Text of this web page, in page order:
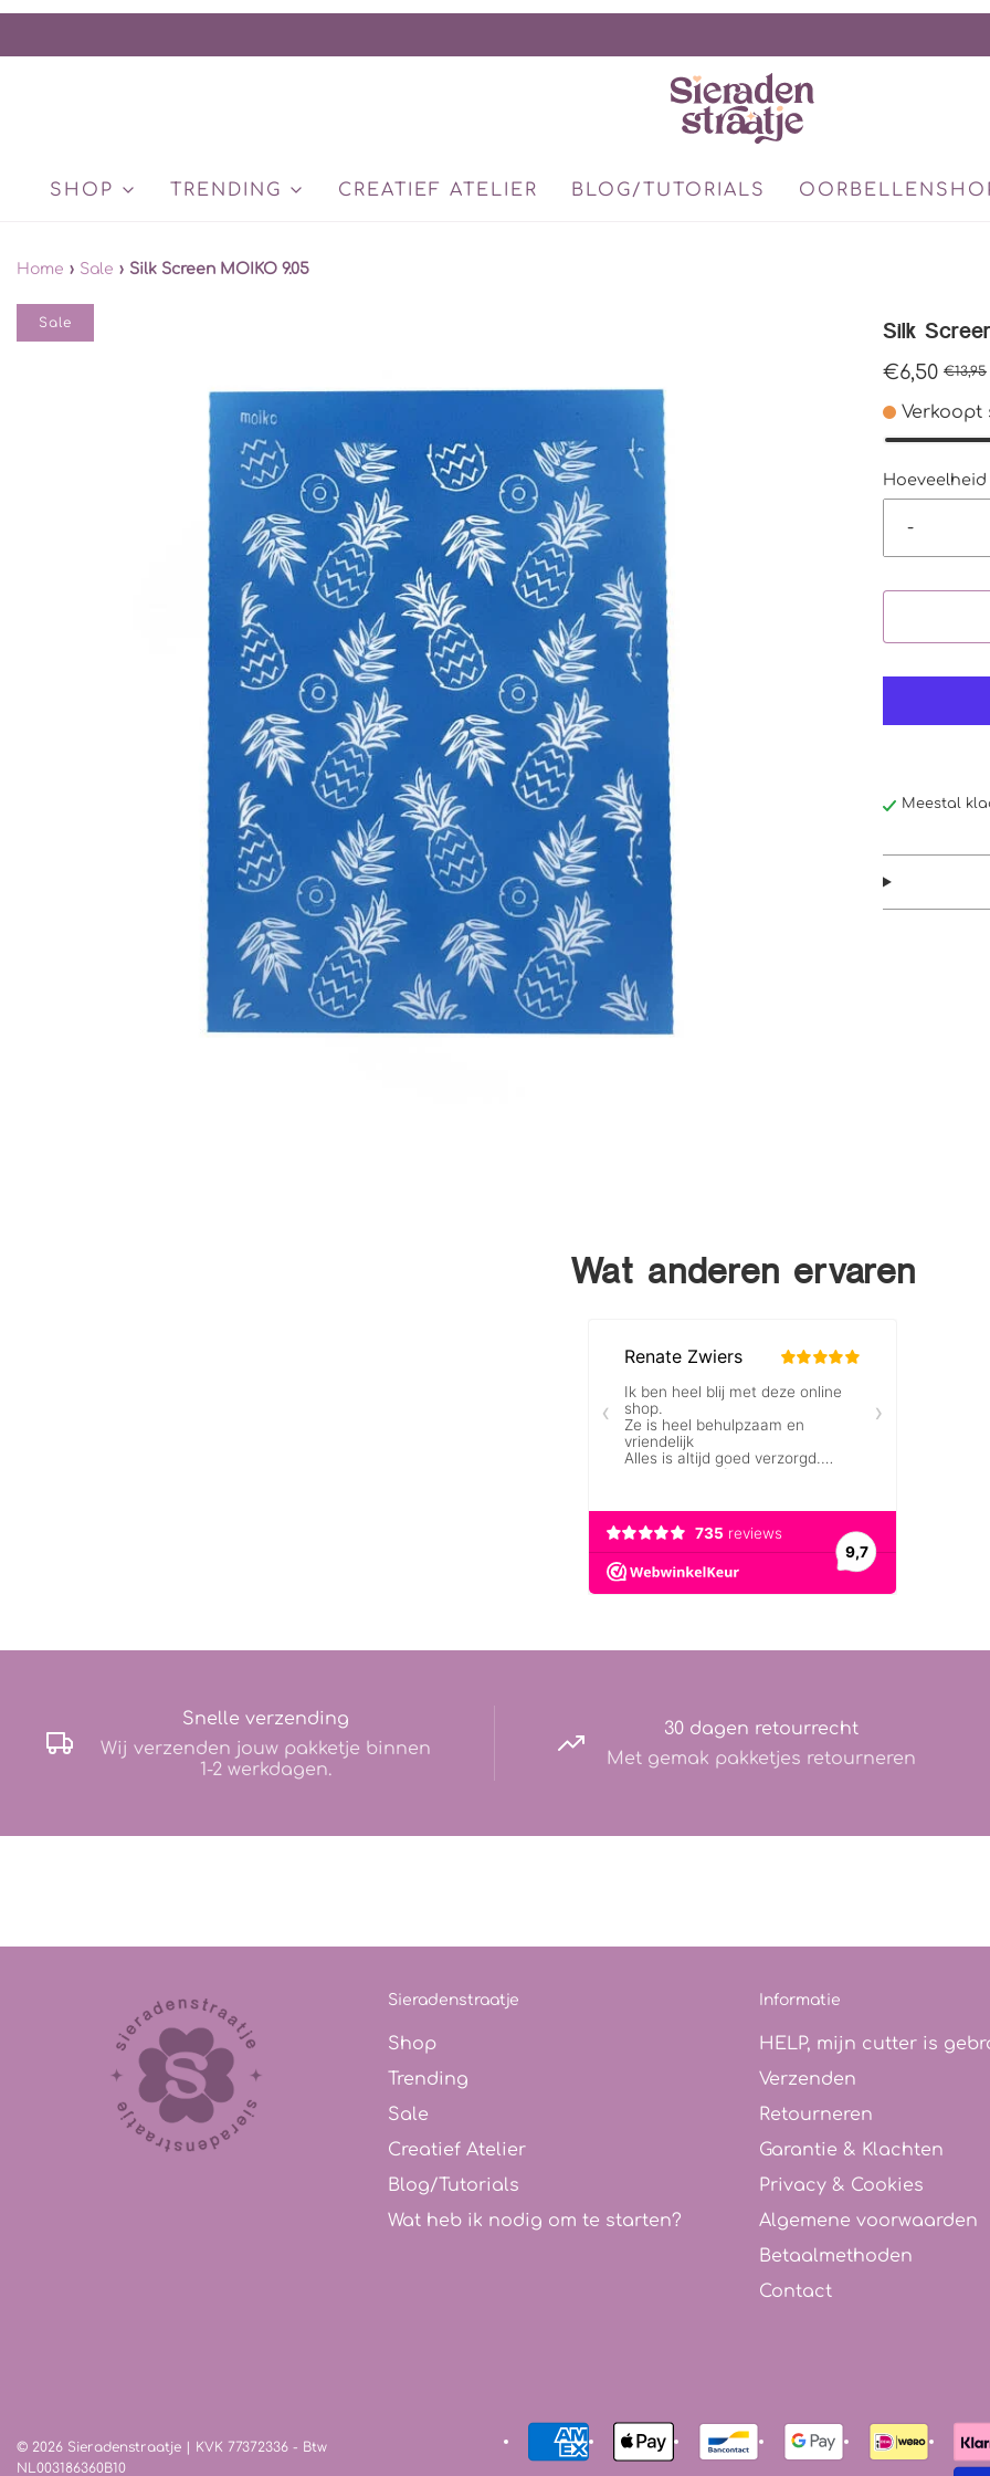
SHOP TRENDING CREATIEF ATELIER BLOG/TUTORIALS
Home › Sale › Silk Screen MOIKO 9.05
Sale Silk
€6,50 €13,95
Hoeveelheid
-
Meestal
Wat anderen ervaren
Snelle verzending
Wij verzenden jouw pakketje binnen
1-2 werkdagen.
30 dagen retourrecht
Met gemak pakketjes retourneren
Sieradenstraatje
Shop
Trending
Sale
Creatief Atelier
Blog/Tutorials
Wat heb ik nodig om te starten?
Informatie
HELP, mijn cutter is
Verzenden
Retourneren
Garantie & Klachten
Privacy & Cookies
Algemene voorwaarden
Betaalmethoden
Contact
© 2026 Sieradenstraatje | KVK 77372336 - Btw
NL003186360B10